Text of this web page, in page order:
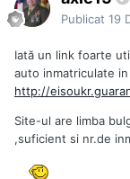
Publicat 19
Iată un link foarte
auto inmatriculate in
http://
Site-ul are limba
,suficient si nr.de